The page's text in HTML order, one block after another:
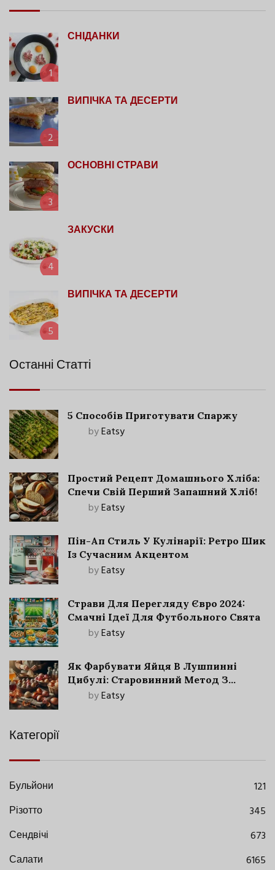
1
СНІДАНКИ
2
ВИПІЧКА ТА ДЕСЕРТИ
3
ОСНОВНІ СТРАВИ
4
ЗАКУСКИ
5
ВИПІЧКА ТА ДЕСЕРТИ
Останні Статті
5 Способів Приготувати Спаржу
byEatsy
Простий Рецепт Домашнього Хліба:
Спечи Свій Перший Запашний Хліб!
byEatsy
Пін-Ап Стиль У Кулінарії: Ретро Шик
Із Сучасним Акцентом
byEatsy
Страви Для Перегляду Євро 2024:
Смачні Ідеї Для Футбольного Свята
byEatsy
Як Фарбувати Яйця В Лушпинні
Цибулі: Старовинний Метод З
Сучасними Нюансами
byEatsy
Категорії
Бульйони
121
Різотто
345
Сендвічі
673
Салати
6165